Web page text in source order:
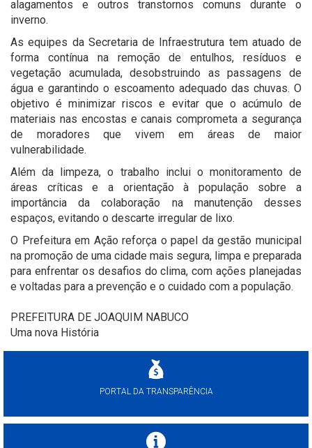
alagamentos e outros transtornos comuns durante o
inverno.
As equipes da Secretaria de Infraestrutura tem atuado de
forma contínua na remoção de entulhos, resíduos e
vegetação acumulada, desobstruindo as passagens de
água e garantindo o escoamento adequado das chuvas. O
objetivo é minimizar riscos e evitar que o acúmulo de
materiais nas encostas e canais comprometa a segurança
de moradores que vivem em áreas de maior
vulnerabilidade.
Além da limpeza, o trabalho inclui o monitoramento de
áreas críticas e a orientação à população sobre a
importância da colaboração na manutenção desses
espaços, evitando o descarte irregular de lixo.
O Prefeitura em Ação reforça o papel da gestão municipal
na promoção de uma cidade mais segura, limpa e preparada
para enfrentar os desafios do clima, com ações planejadas
e voltadas para a prevenção e o cuidado com a população.
PREFEITURA DE JOAQUIM NABUCO
Uma nova História
PORTAL DA TRANSPARÊNCIA